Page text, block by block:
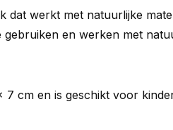
dat werkt met natuurlijke
gebruiken en werken met
7 cm en is geschikt voor